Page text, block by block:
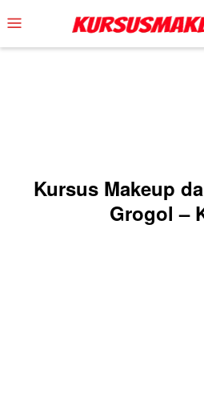
to
content
Mobile
Menu
Kursus Makeup
Grogol –